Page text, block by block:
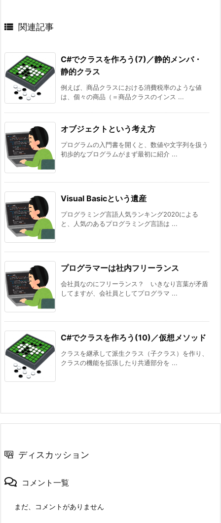
 関連記事
C#でクラスを作ろう(7)／静的メンバ・
静的クラス
例えば、商品クラスにおける消費税率のような値
は、個々の商品（＝商品クラスのインス ...
オブジェクトという考え方
プログラムの入門書を開くと、数値や文字列を扱う
初歩的なプログラムがまず最初に紹介 ...
Visual Basicという遺産
プログラミング言語人気ランキング2020による
と、人気のあるプログラミング言語は ...
プログラマーは社内フリーランス
会社員なのにフリーランス？ いきなり言葉が矛盾
してますが、会社員としてプログラマ ...
C#でクラスを作ろう(10)／仮想メソッド
クラスを継承して派生クラス（子クラス）を作り、
クラスの機能を拡張したり共通部分を ...
ディスカッション
コメント一覧
まだ、コメントがありません